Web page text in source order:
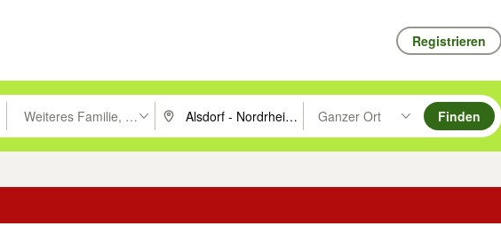
Registrieren
um zu suchen, oder Vorschläge mit den Pfeiltasten nach oben/unten durchsuchen
Weiteres Familie, Kind & BabyPLZ oder Ort eingeben. Eingabetaste drücken um zu
Ganzer Ort
Suche im Umkreis des gewählten
Finden